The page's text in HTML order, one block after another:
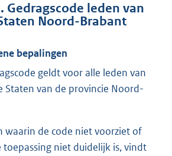
Gedragscode leden van
Noord-Brabant
bepalingen
geldt voor alle leden van
Staten van de provincie Noord-
waarin de code niet voorziet of
toepassing niet duidelijk is, vindt